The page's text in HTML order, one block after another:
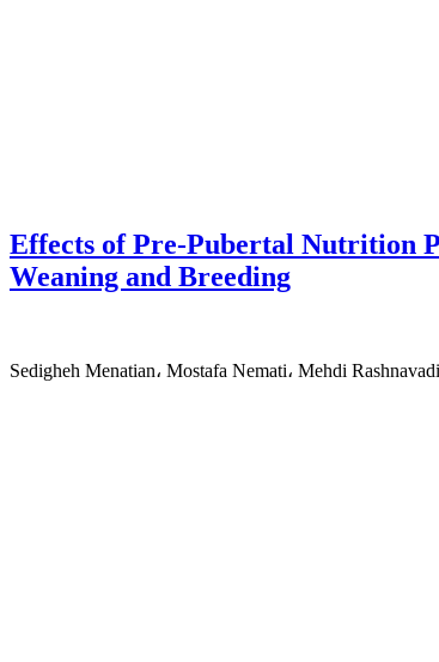
Effects of Pre-Pubertal Nutrition
Weaning and Breeding
Sedigheh Menatian، Mostafa Nemati، Mehdi Rashnavadi